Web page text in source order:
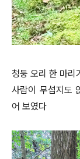
청둥 오리 한 마리
사람이 무섭지도
어 보였다